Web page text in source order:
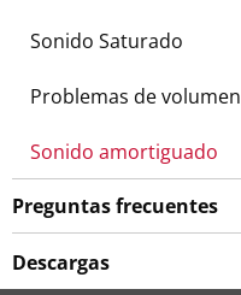
Sonido Saturado
Problemas de volumen
Sonido amortiguado
Preguntas frecuentes
Descargas